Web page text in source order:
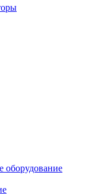
оборудование